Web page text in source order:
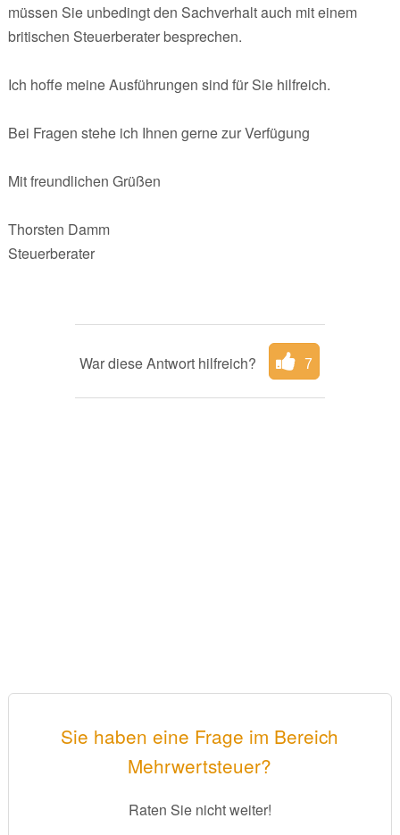
müssen Sie unbedingt den Sachverhalt auch mit einem
britischen Steuerberater besprechen.
Ich hoffe meine Ausführungen sind für Sie hilfreich.
Bei Fragen stehe ich Ihnen gerne zur Verfügung
Mit freundlichen Grüßen
Thorsten Damm
Steuerberater
War diese Antwort hilfreich? 7
Sie haben eine Frage im Bereich
Mehrwertsteuer?
Raten Sie nicht weiter!